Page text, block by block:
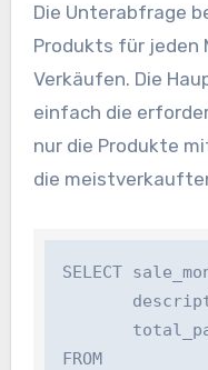
Die Unterabfrage
Produkts für jeden
Verkäufen. Die
einfach die
nur die Produkte
die
SELECT
FROM